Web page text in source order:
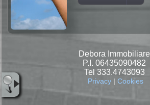
Debora Immobiliare
P.I. 06435090482
Tel 333.4743093
Privacy| Cookies